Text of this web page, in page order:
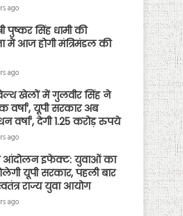
ago
पुष्कर सिंह धामी की
में आज होगी मंत्रिमंडल की
ago
खेलों में गुलवीर सिंह ने
वर्षा’, यूपी सरकार अब
वर्षा’, देगी 1.25 करोड़ रुपये
ago
आंदोलन इफेक्ट: युवाओं का
यूपी सरकार, पहली बार
राज्य युवा आयोग
ago